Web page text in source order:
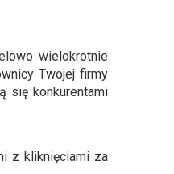
wielokrotnie
Twojej firmy
się konkurentami
z kliknięciami za